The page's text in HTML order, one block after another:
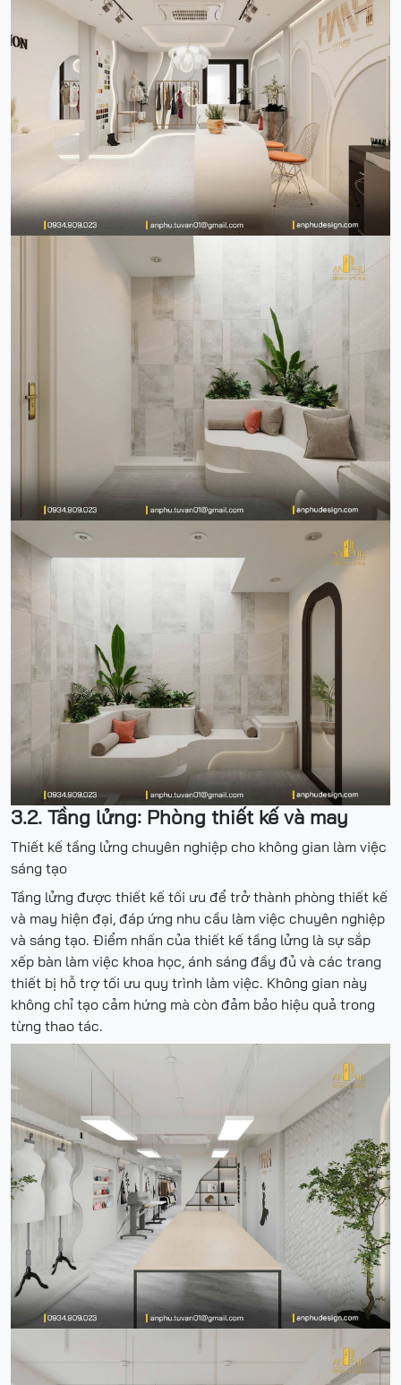
3.2. Tầng lửng: Phòng thiết kế và may
Thiết kế tầng lửng chuyên nghiệp cho không gian làm việc
sáng tạo
Tầng lửng được thiết kế tối ưu để trở thành phòng thiết kế
và may hiện đại, đáp ứng nhu cầu làm việc chuyên nghiệp
và sáng tạo. Điểm nhấn của thiết kế tầng lửng là sự sắp
xếp bàn làm việc khoa học, ánh sáng đầy đủ và các trang
thiết bị hỗ trợ tối ưu quy trình làm việc. Không gian này
không chỉ tạo cảm hứng mà còn đảm bảo hiệu quả trong
từng thao tác.